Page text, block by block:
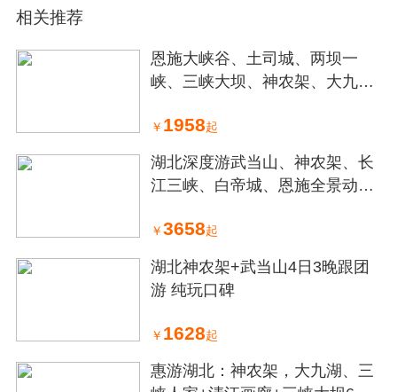
相关推荐
恩施大峡谷、土司城、两坝一
峡、三峡大坝、神农架、大九湖
￥ 1958起
湖北深度游武当山、神农架、长
江三峡、白帝城、恩施全景动9
￥3658起
湖北神农架+武当山4日3晚跟团
游 纯玩口碑
￥ 1628起
惠游湖北：神农架，大九湖、三